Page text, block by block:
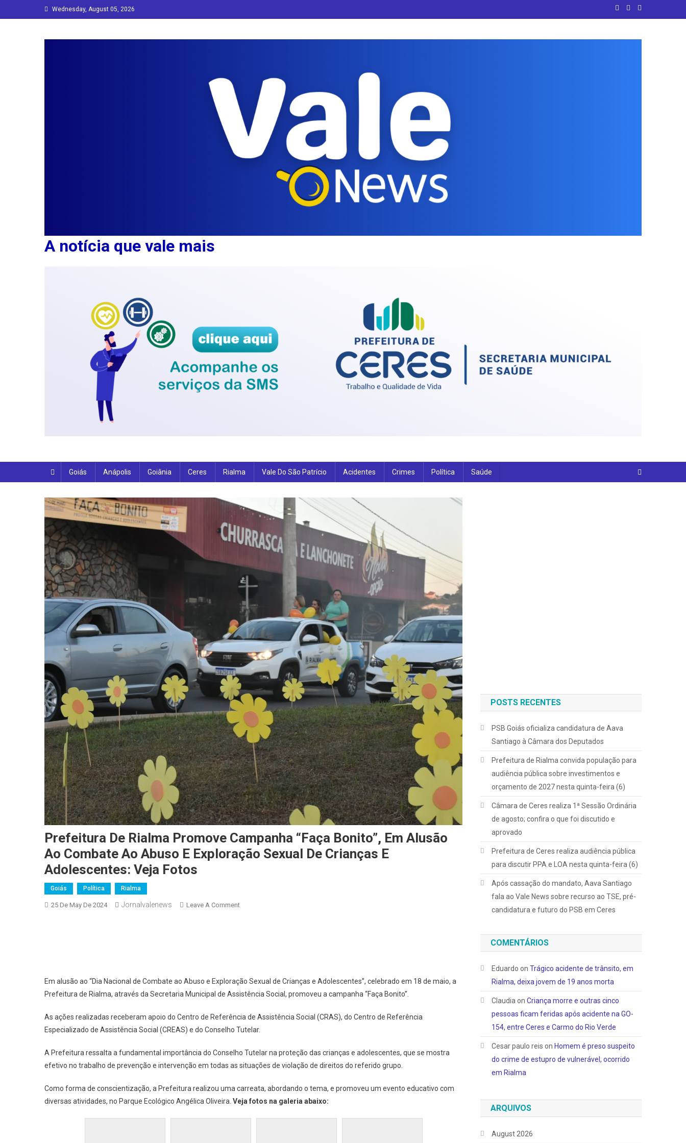
to
Wednesday, August 05, 2026
A notícia que vale mais
Goiás Anápolis Goiânia Ceres Rialma Vale Do São Patrício Acidentes Crimes Política Saúde
Prefeitura De Rialma Promove Campanha “Faça Bonito”, Em Alusão
Ao Combate Ao Abuso E Exploração Sexual De Crianças E
Adolescentes: Veja Fotos
Goiás Política Rialma
25 De May De 2024 Jornalvalenews Leave A CommentOn
Em
Ao
Combate
Abuso
E
Sexual
De
Em alusão ao “Dia Nacional de Combate ao Abuso e Exploração Sexual de Crianças e Adolescentes”, celebrado em 18 de maio, a
Prefeitura de Rialma, através da Secretaria Municipal de Assistência Social, promoveu a campanha “Faça Bonito”.
As ações realizadas receberam apoio do Centro de Referência de Assistência Social (CRAS), do Centro de Referência
Especializado de Assistência Social (CREAS) e do Conselho Tutelar.
A Prefeitura ressalta a fundamental importância do Conselho Tutelar na proteção das crianças e adolescentes, que se mostra
efetivo no trabalho de prevenção e intervenção em todas as situações de violação de direitos do referido grupo.
Como forma de conscientização, a Prefeitura realizou uma carreata, abordando o tema, e promoveu um evento educativo com
diversas atividades, no Parque Ecológico Angélica Oliveira. Veja fotos na galeria abaixo:
POSTS RECENTES
PSB Goiás oficializa candidatura de Aava
Santiago à Câmara dos Deputados
Prefeitura de Rialma convida população para
audiência pública sobre investimentos e
orçamento de 2027 nesta quinta-feira (6)
Câmara de Ceres realiza 1ª Sessão Ordinária
de agosto; confira o que foi discutido e
aprovado
Prefeitura de Ceres realiza audiência pública
para discutir PPA e LOA nesta quinta-feira (6)
Após cassação do mandato, Aava Santiago
fala ao Vale News sobre recurso ao TSE, pré-
candidatura e futuro do PSB em Ceres
COMENTÁRIOS
Eduardo onTrágico acidente de trânsito, em
Rialma, deixa jovem de 19 anos morta
ClaudiaonCriança morre e outras cinco
pessoas ficam feridas após acidente na GO-
154, entre Ceres e Carmo do Rio Verde
Cesar paulo reis on Homem é preso suspeito
do crime de estupro de vulnerável, ocorrido
em Rialma
ARQUIVOS
August 2026